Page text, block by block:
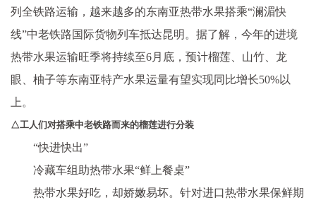
列全铁路运输，越来越多的东南亚热带水果搭乘“澜湄快
线”中老铁路国际货物列车抵达昆明。据了解，今年的进境
热带水果运输旺季将持续至6月底，预计榴莲、山竹、龙
眼、柚子等东南亚特产水果运量有望实现同比增长50%以
上。
△工人们对搭乘中老铁路而来的榴莲进行分装
“快进快出”
冷藏车组助热带水果“鲜上餐桌”
热带水果好吃，却娇嫩易坏。针对进口热带水果保鲜期